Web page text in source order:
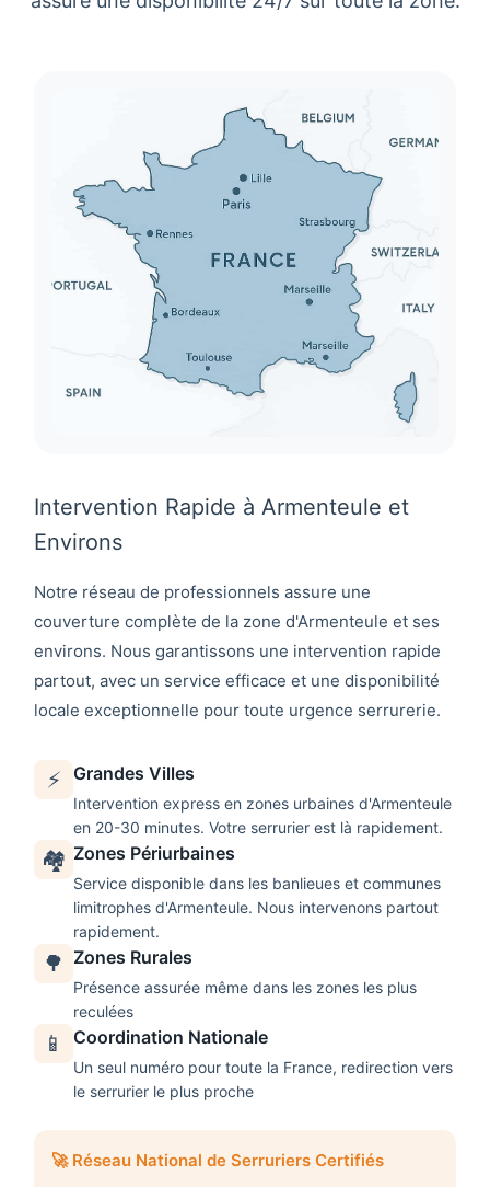
Intervention Rapide à Armenteule et
Environs
Notre réseau de professionnels assure une
couverture complète de la zone d'Armenteule et ses
environs. Nous garantissons une intervention rapide
partout, avec un service efficace et une disponibilité
locale exceptionnelle pour toute urgence serrurerie.
⚡ Grandes Villes
Intervention express en zones urbaines d'Armenteule
en 20-30 minutes. Votre serrurier est là rapidement.
🏘️ Zones Périurbaines
Service disponible dans les banlieues et communes
limitrophes d'Armenteule. Nous intervenons partout
rapidement.
🌳 Zones Rurales
Présence assurée même dans les zones les plus
reculées
📱 Coordination Nationale
Un seul numéro pour toute la France, redirection vers
le serrurier le plus proche
🚀 Réseau National de Serruriers Certifiés